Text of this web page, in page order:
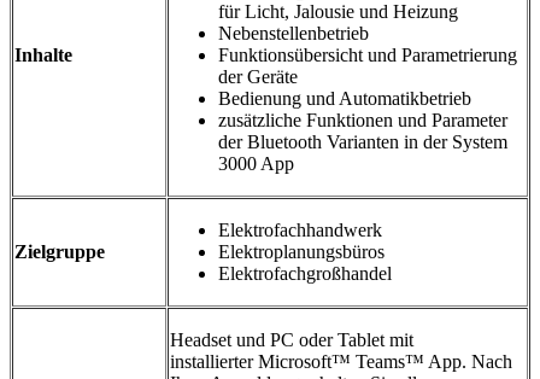
Inhalte
für Licht, Jalousie und Heizung
Nebenstellenbetrieb
Funktionsübersicht und Parametrierung
der Geräte
Bedienung und Automatikbetrieb
zusätzliche Funktionen und Parameter
der Bluetooth Varianten in der System
3000 App
Zielgruppe
Elektrofachhandwerk
Elektroplanungsbüros
Elektrofachgroßhandel
Headset und PC oder Tablet mit
installierter Microsoft™ Teams™ App. Nach